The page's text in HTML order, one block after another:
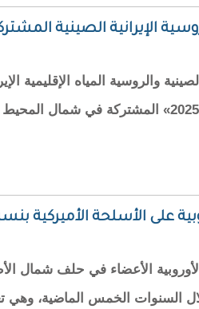
الإيرانية الصينية
والروسية المياه الإقليمية
على الأسلحة الأميركية
الأعضاء في حلف شمال
السنوات الخمس الماضية، وهي